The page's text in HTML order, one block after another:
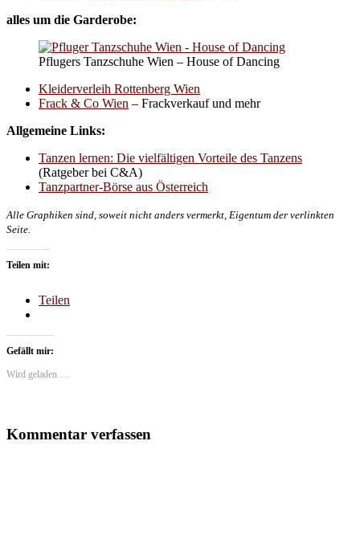
alles um die Garderobe:
Pflugers Tanzschuhe Wien – House of Dancing
Kleiderverleih Rottenberg Wien
Frack & Co Wien – Frackverkauf und mehr
Allgemeine Links:
Tanzen lernen: Die vielfältigen Vorteile des Tanzens
(Ratgeber bei C&A)
Tanzpartner-Börse aus Österreich
Alle Graphiken sind, soweit nicht anders vermerkt, Eigentum der verlinkten
Seite.
Teilen mit:
Teilen
Gefällt mir:
Wird geladen …
Kommentar verfassen